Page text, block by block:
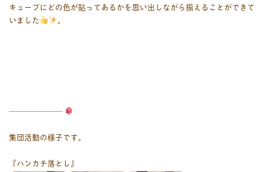
キューブにどの色が貼ってあるかを思い出しながら揃えることができて
いました
。
―――――――
集団活動の様子です。
『ハンカチ落とし』